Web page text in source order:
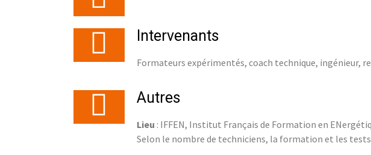
Intervenants
Formateurs expérimentés, coach technique, ingénieur,
Autres
Lieu : IFFEN, Institut Français de Formation en
Selon le nombre de techniciens, la formation et les